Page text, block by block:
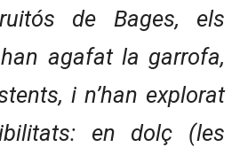
de Bages, els
agafat la garrofa,
i n’han explorat
en dolç (les